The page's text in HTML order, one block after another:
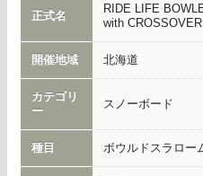
正式名
RIDE LIFE
with
開催地域 北海道
カテゴリ
ー
スノーボード
種目 ボウルドスラロー